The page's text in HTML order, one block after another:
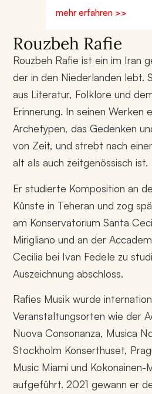
Rouzbeh Rafie
Rouzbeh Rafie ist ein im Iran
der in den Niederlanden lebt.
aus Literatur, Folklore und
Erinnerung. In seinen Werken
Archetypen, das Gedenken
von Zeit, und strebt nach
alt als auch zeitgenössisch ist.
Er studierte Komposition an
Künste in Teheran und zog
am Konservatorium Santa
Mirigliano und an der
Cecilia bei Ivan Fedele zu
Auszeichnung abschloss.
Rafies Musik wurde
Veranstaltungsorten wie der
Nuova Consonanza, Musica
Stockholm Konserthuset,
Music Miami und Kokonainen-
aufgeführt. 2021 gewann er
mehr erfahren >>